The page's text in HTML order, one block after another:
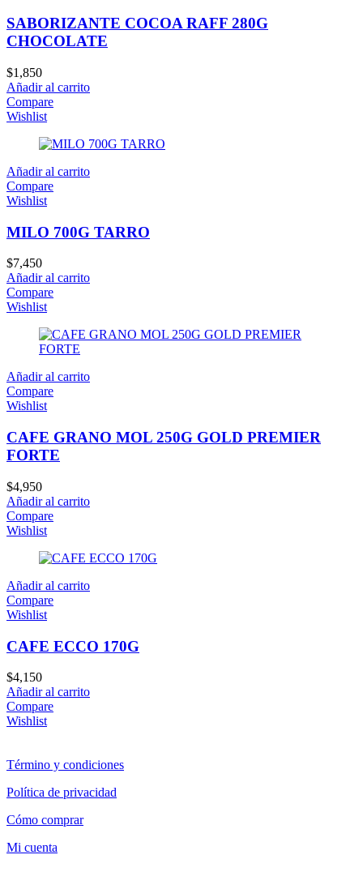
SABORIZANTE COCOA RAFF 280G
CHOCOLATE
$1,850
Añadir al carrito
Compare
Wishlist
Añadir al carrito
Compare
Wishlist
MILO 700G TARRO
$7,450
Añadir al carrito
Compare
Wishlist
Añadir al carrito
Compare
Wishlist
CAFE GRANO MOL 250G GOLD PREMIER
FORTE
$4,950
Añadir al carrito
Compare
Wishlist
Añadir al carrito
Compare
Wishlist
CAFE ECCO 170G
$4,150
Añadir al carrito
Compare
Wishlist
Término y condiciones
Política de privacidad
Cómo comprar
Mi cuenta